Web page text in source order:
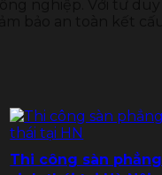
Thi công sàn